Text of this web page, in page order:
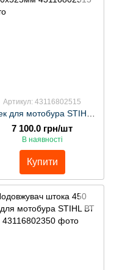
Артикул: 43116802515
7 100.0 грн/шт
В наявності
Купити